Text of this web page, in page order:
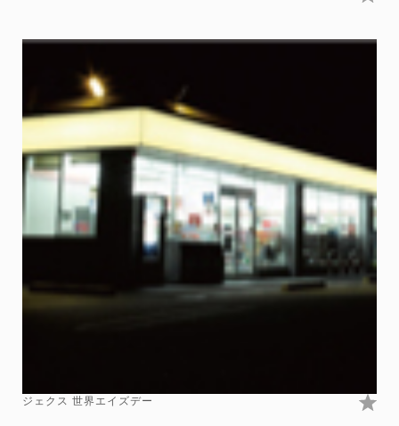
ジェクス 世界エイズデー